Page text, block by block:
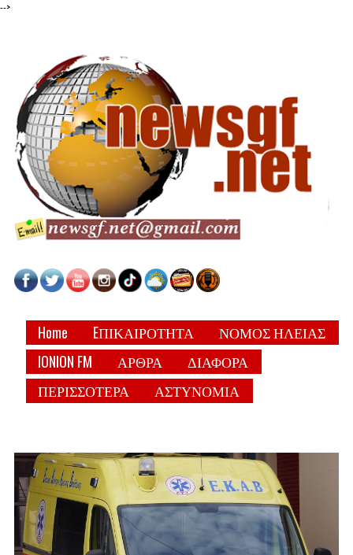
-->
Home EΠΙΚΑΙΡΟΤΗΤΑ
ΝΟΜΟΣ ΗΛΕΙΑΣ
IONION FM
ΑΡΘΡΑ
ΔΙΑΦΟΡΑ
ΠΕΡΙΣΣΟΤΕΡΑ
ΑΣΤΥΝΟΜΙΑ